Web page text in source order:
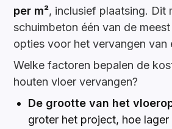
per m², inclusief plaatsing. Dit
schuimbeton één van de
opties voor het vervangen van
Welke factoren bepalen de
houten vloer vervangen?
De grootte van het
groter het project, hoe